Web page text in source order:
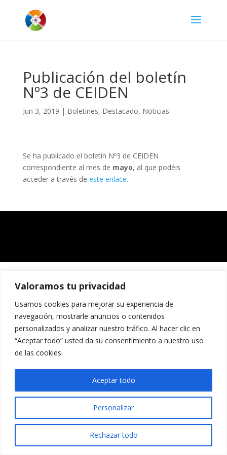
Valoramos tu privacidad
Usamos cookies para mejorar su experiencia de
navegación, mostrarle anuncios o contenidos
personalizados y analizar nuestro tráfico. Al hacer clic en
“Aceptar todo” usted da su consentimiento a nuestro uso
de las cookies.
Personalizar
Rechazar todo
Aceptar todo
Publicación del boletín
Nº3 de CEIDEN
Jun 3, 2019 | Boletines, Destacado, Noticias
Se ha publicado el boletin Nº3 de CEIDEN
correspondiente al mes de mayo, al que podéis
acceder a través de este enlace.